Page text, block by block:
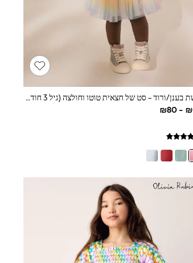
קשת בענן/ורוד - סט של חצאית טוטו וחולצה (גיל 3 חודשים עד 7 שנים)